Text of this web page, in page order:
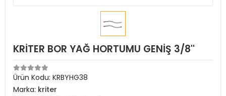
KRİTER BOR YAĞ HORTUMU GENİŞ 3/8''
Ürün Kodu: KRBYHG38
Marka: kriter